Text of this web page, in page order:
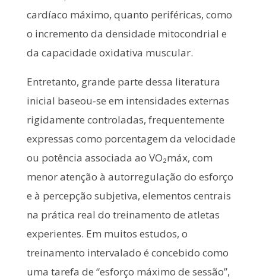
cardíaco máximo, quanto periféricas, como
o incremento da densidade mitocondrial e
da capacidade oxidativa muscular.
Entretanto, grande parte dessa literatura
inicial baseou-se em intensidades externas
rigidamente controladas, frequentemente
expressas como porcentagem da velocidade
ou potência associada ao VO₂máx, com
menor atenção à autorregulação do esforço
e à percepção subjetiva, elementos centrais
na prática real do treinamento de atletas
experientes. Em muitos estudos, o
treinamento intervalado é concebido como
uma tarefa de “esforço máximo de sessão”,